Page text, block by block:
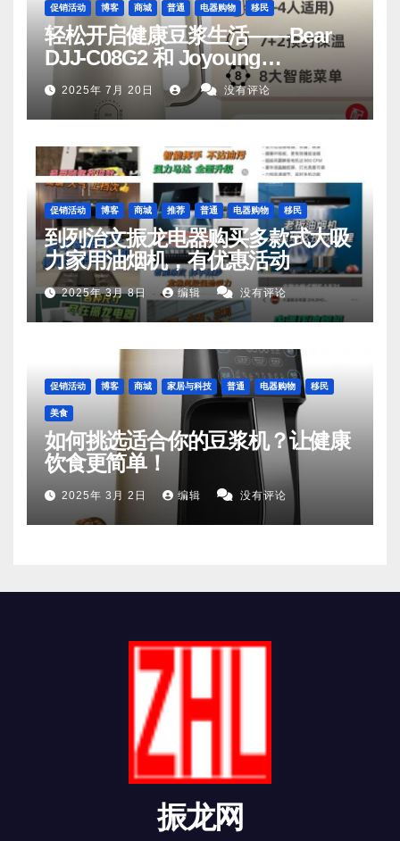
促销活动 博客 商城 普通 电器购物 移民
轻松开启健康豆浆生活——Bear
DJJ‑C08G2 和 Joyoung
DJ06M‑D53，你值得拥有
2025年 7月 20日 没有评论
促销活动 博客 商城 推荐 普通 电器购物 移民
到列治文振龙电器购买多款式大吸
力家用油烟机，有优惠活动
2025年 3月 8日 编辑 没有评论
促销活动 博客 商城 家居与科技 普通 电器购物 移民
美食
如何挑选适合你的豆浆机？让健康
饮食更简单！
2025年 3月 2日 编辑 没有评论
振龙网